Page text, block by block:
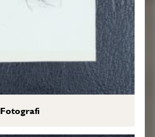
Fotografi